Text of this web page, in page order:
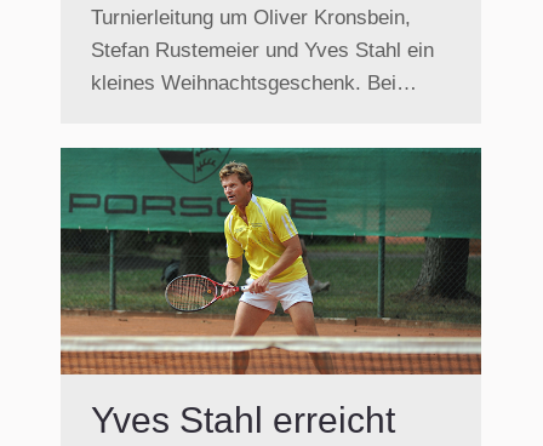
Turnierleitung um Oliver Kronsbein,
Stefan Rustemeier und Yves Stahl ein
kleines Weihnachtsgeschenk. Bei…
Yves Stahl erreicht